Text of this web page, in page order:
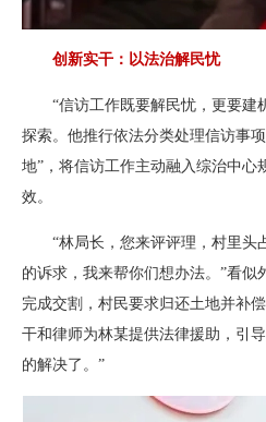
创新实干：以法治解民忧
“信访工作既要解民忧，更要建
探索。他推行依法分类处理信访事
地”，将信访工作主动融入综治中心
效。
“林局长，您来评评理，村里头
的诉求，我来帮你们想办法。”看
完成交割，村民要求归还土地并补
干和律师为林某提供法律援助，引
的解决了。”